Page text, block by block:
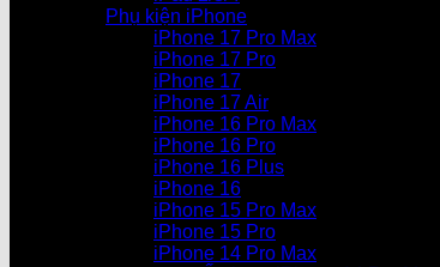
Phụ kiện iPhone
iPhone 17 Pro Max
iPhone 17 Pro
iPhone 17
iPhone 17 Air
iPhone 16 Pro Max
iPhone 16 Pro
iPhone 16 Plus
iPhone 16
iPhone 15 Pro Max
iPhone 15 Pro
iPhone 14 Pro Max